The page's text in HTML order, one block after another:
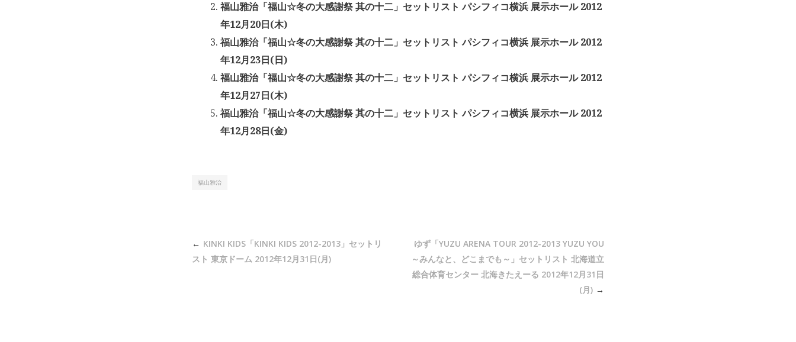
福山雅治「福山☆冬の大感謝祭 其の十二」セットリスト パシフィコ横浜 展示ホール 2012
年12月20日(木)
福山雅治「福山☆冬の大感謝祭 其の十二」セットリスト パシフィコ横浜 展示ホール 2012
年12月23日(日)
福山雅治「福山☆冬の大感謝祭 其の十二」セットリスト パシフィコ横浜 展示ホール 2012
年12月27日(木)
福山雅治「福山☆冬の大感謝祭 其の十二」セットリスト パシフィコ横浜 展示ホール 2012
年12月28日(金)
福山雅治
KINKI KIDS「KINKI KIDS 2012-2013」セットリ
スト 東京ドーム 2012年12月31日(月)
ゆず「YUZU ARENA TOUR 2012-2013 YUZU YOU
～みんなと、どこまでも～」セットリスト 北海道立
総合体育センター 北海きたえーる 2012年12月31日
(月)